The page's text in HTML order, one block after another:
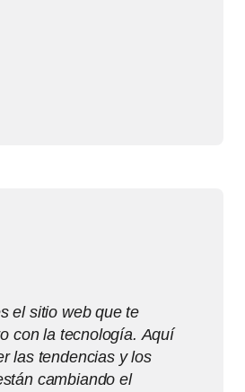
el sitio web que te
con la tecnología. Aquí
las tendencias y los
cambiando el